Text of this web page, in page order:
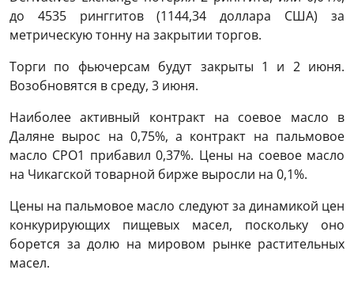
до 4535 ринггитов (1144,34 доллара США) за
метрическую тонну на закрытии торгов.
Торги по фьючерсам будут закрыты 1 и 2 июня.
Возобновятся в среду, 3 июня.
Наиболее активный контракт на соевое масло в
Даляне вырос на 0,75%, а контракт на пальмовое
масло CPO1 прибавил 0,37%. Цены на соевое масло
на Чикагской товарной бирже выросли на 0,1%.
Цены на пальмовое масло следуют за динамикой цен
конкурирующих пищевых масел, поскольку оно
борется за долю на мировом рынке растительных
масел.